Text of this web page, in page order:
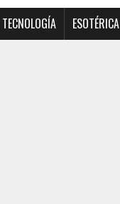
TECNOLOGÍA ESOTÉRICA